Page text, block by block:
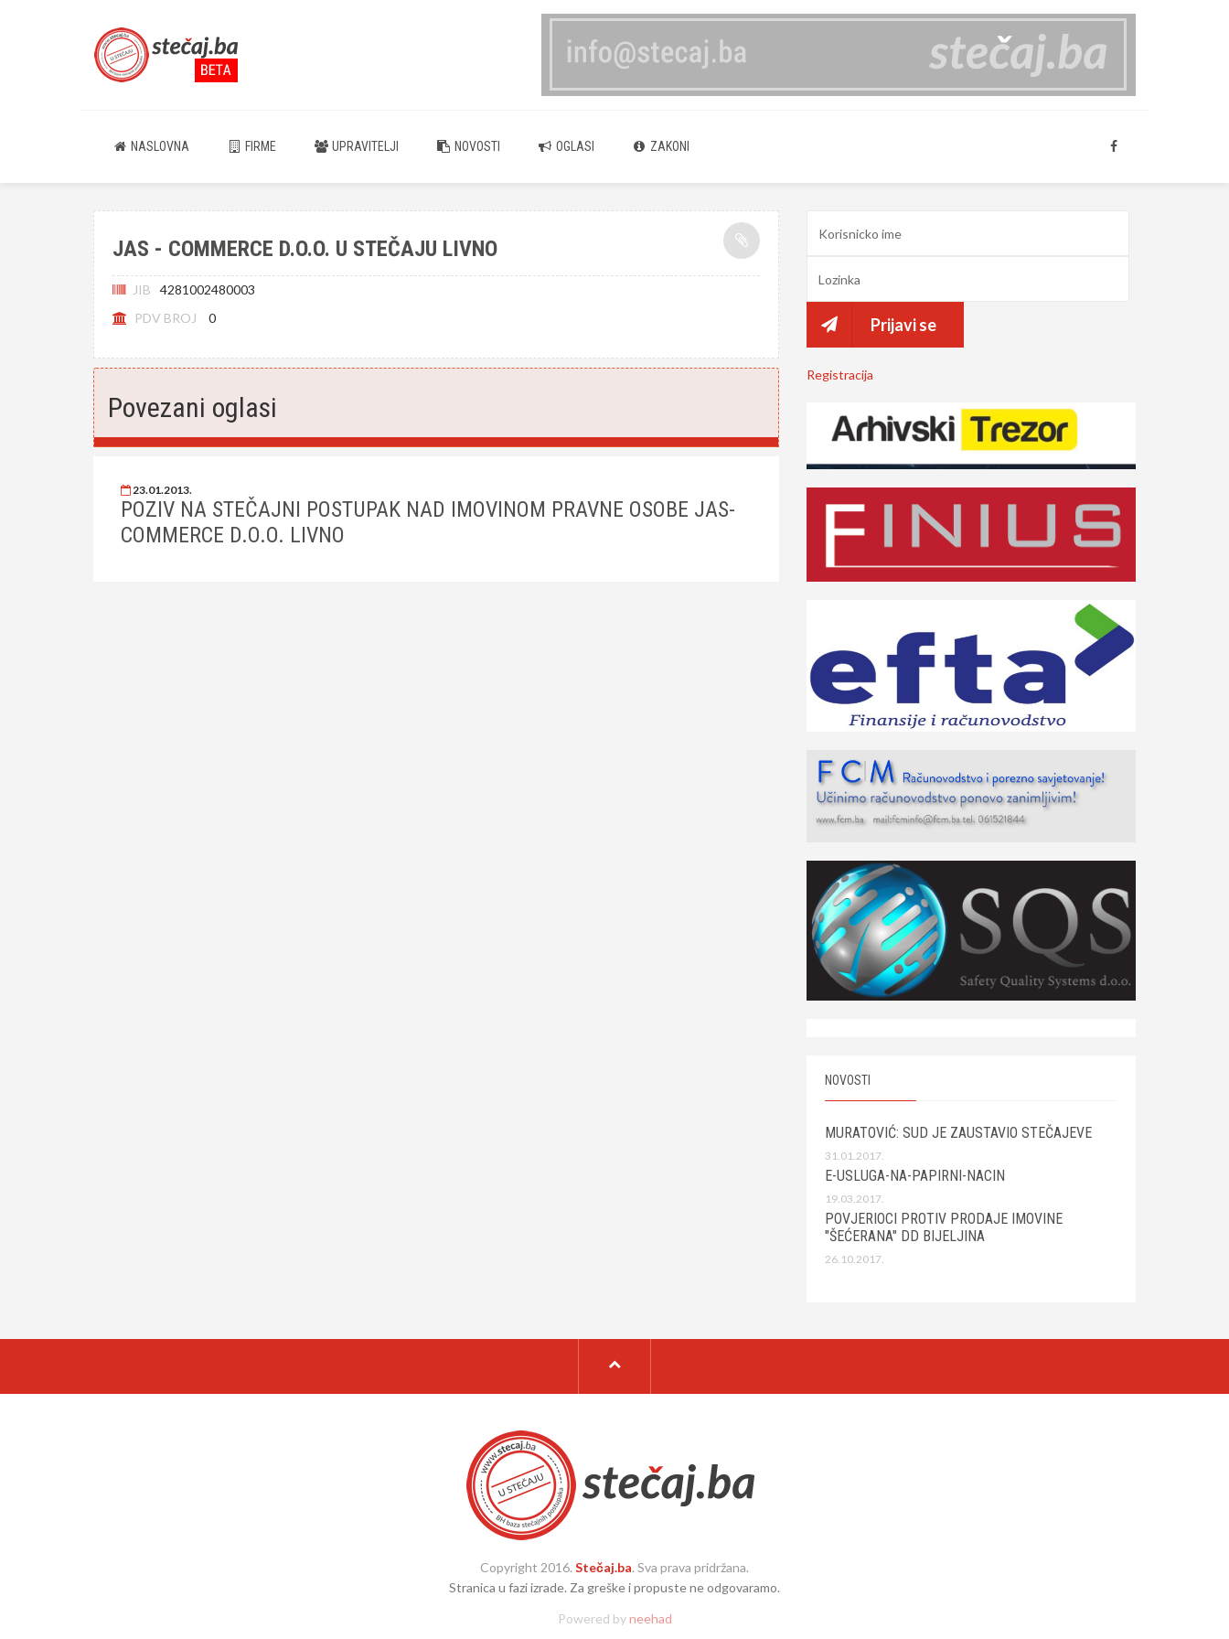
NASLOVNA FIRME UPRAVITELJI NOVOSTI OGLASI ZAKONI
JAS - COMMERCE D.O.O. U STEČAJU LIVNO
JIB
4281002480003
PDV BROJ
0
Povezani oglasi
23.01.2013.
POZIV NA STEČAJNI POSTUPAK NAD IMOVINOM PRAVNE OSOBE JAS-
COMMERCE D.O.O. LIVNO
Prijavi se
Registracija
NOVOSTI
MURATOVIĆ: SUD JE ZAUSTAVIO STEČAJEVE
31.01.2017.
E-USLUGA-NA-PAPIRNI-NACIN
19.03.2017.
POVJERIOCI PROTIV PRODAJE IMOVINE
"ŠEĆERANA" DD BIJELJINA
26.10.2017.
Copyright 2016. Stečaj.ba. Sva prava pridržana.
Stranica u fazi izrade. Za greške i propuste ne odgovaramo.
Powered byneehad